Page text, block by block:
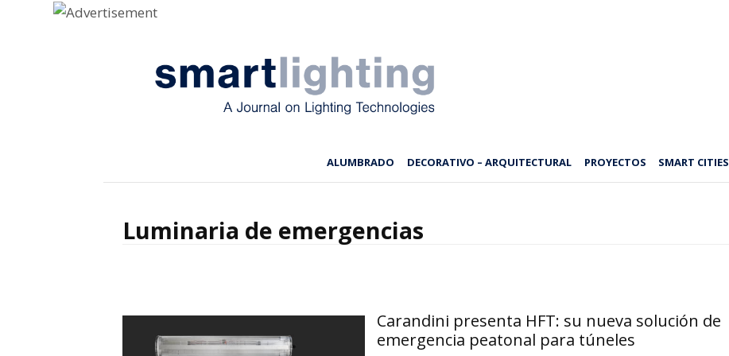
ALUMBRADO DECORATIVO – ARQUITECTURAL PROYECTOS SMART CITIES
Luminaria de emergencias
Carandini presenta HFT: su nueva solución de
emergencia peatonal para túneles